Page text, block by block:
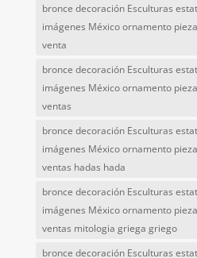
bronce decoración Esculturas
imágenes México ornamento
venta
bronce decoración Esculturas
imágenes México ornamento
ventas
bronce decoración Esculturas
imágenes México ornamento
ventas hadas hada
bronce decoración Esculturas
imágenes México ornamento
ventas mitologia griega griego
bronce decoración Esculturas